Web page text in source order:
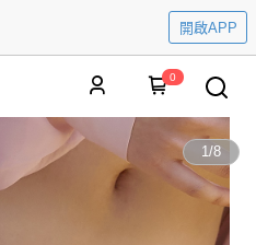
開啟APP
0
1/8